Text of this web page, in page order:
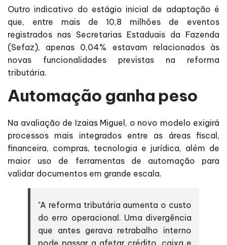
Outro indicativo do estágio inicial de adaptação é
que, entre mais de 10,8 milhões de eventos
registrados nas Secretarias Estaduais da Fazenda
(Sefaz), apenas 0,04% estavam relacionados às
novas funcionalidades previstas na reforma
tributária.
Automação ganha peso
Na avaliação de Izaias Miguel, o novo modelo exigirá
processos mais integrados entre as áreas fiscal,
financeira, compras, tecnologia e jurídica, além de
maior uso de ferramentas de automação para
validar documentos em grande escala.
"A reforma tributária aumenta o custo
do erro operacional. Uma divergência
que antes gerava retrabalho interno